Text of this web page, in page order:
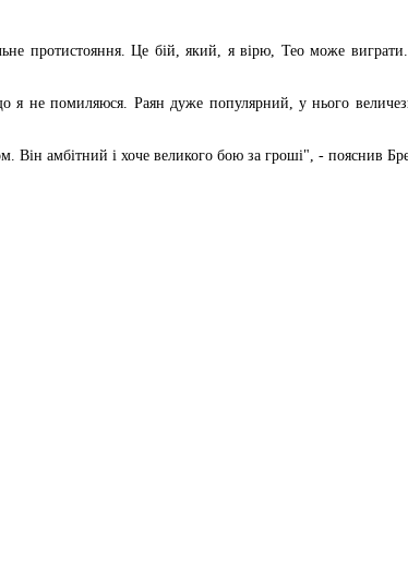
протистояння. Це бій, який, я вірю, Тео може
я не помиляюся. Раян дуже популярний, у нього
Він амбітний і хоче великого бою за гроші", - пояснив